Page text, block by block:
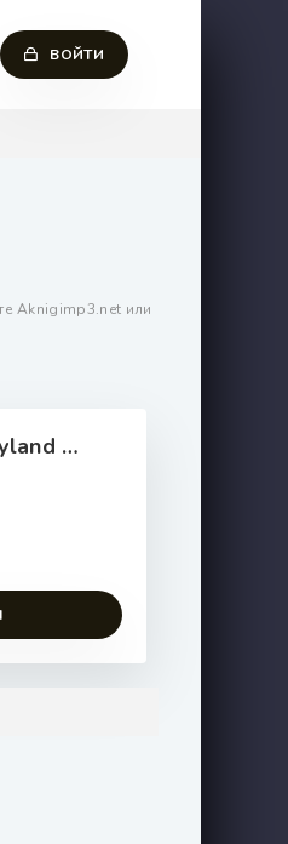
ВОЙТИ
Аknigimp3.net или
Страна Качества. Qualityland - Марк-Уве Клинг